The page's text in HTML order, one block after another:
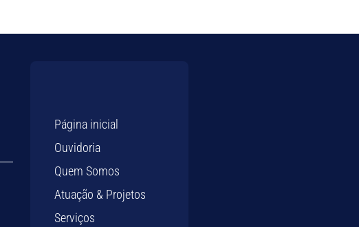
Página inicial
Ouvidoria
Quem Somos
Atuação & Projetos
Serviços